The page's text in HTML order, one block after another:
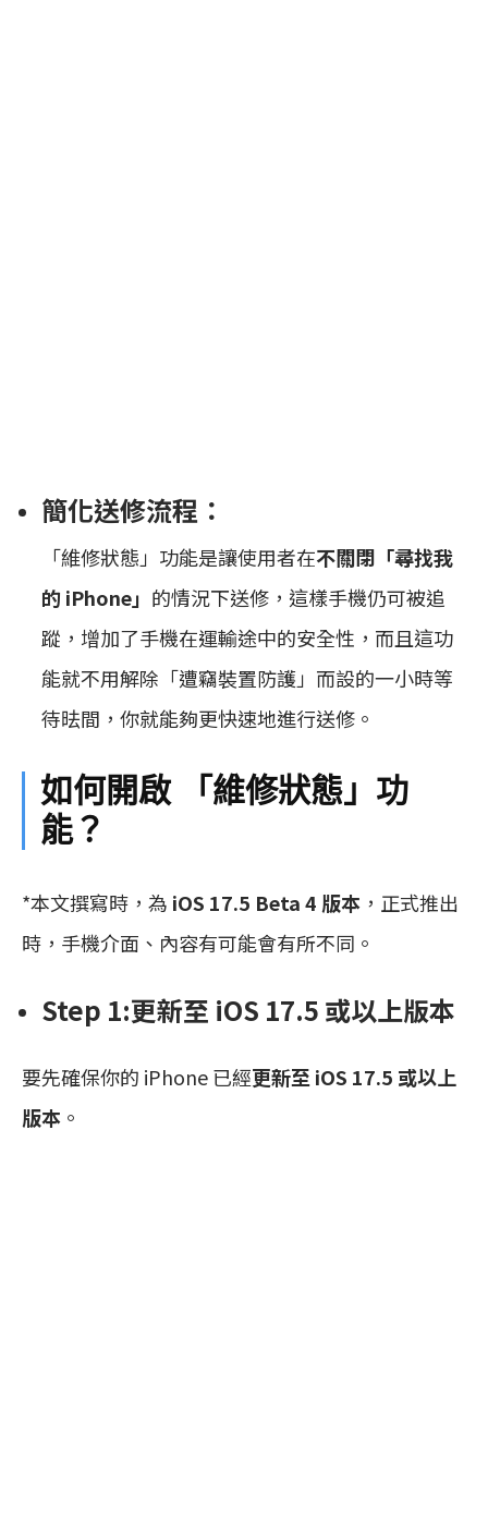
簡化送修流程：
「維修狀態」功能是讓使用者在不關閉「尋找我
的 iPhone」 的情況下送修，這樣手機仍可被追
蹤，增加了手機在運輸途中的安全性，而且這功
能就不用解除「遭竊裝置防護」而設的一小時等
待㫢間，你就能夠更快速地進行送修。
如何開啟 「維修狀態」功
能？
*本文撰寫時，為 iOS 17.5 Beta 4 版本 ，正式推出
時，手機介面、內容有可能會有所不同。
Step 1:更新至 iOS 17.5 或以上版本
要先確保你的 iPhone 已經更新至 iOS 17.5 或以上
版本 。